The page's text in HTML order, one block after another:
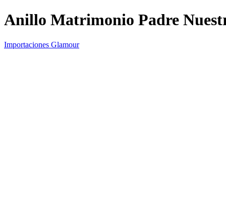
Anillo Matrimonio Padre
Importaciones Glamour